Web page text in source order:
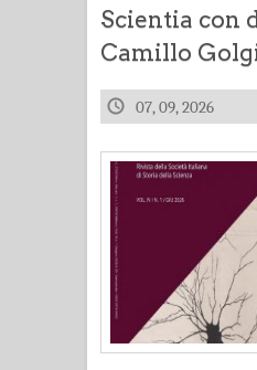
Scientia con
Camillo
07, 09, 2026